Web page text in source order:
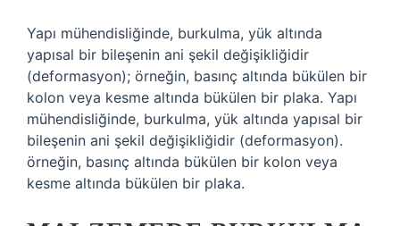
Yapı mühendisliğinde, burkulma, yük altında
yapısal bir bileşenin ani şekil değişikliğidir
(deformasyon); örneğin, basınç altında bükülen bir
kolon veya kesme altında bükülen bir plaka. Yapı
mühendisliğinde, burkulma, yük altında yapısal bir
bileşenin ani şekil değişikliğidir (deformasyon).
örneğin, basınç altında bükülen bir kolon veya
kesme altında bükülen bir plaka.